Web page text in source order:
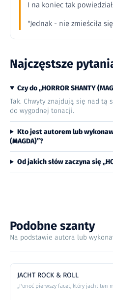
I na koniec tak
"Jednak - nie zmieściła
Najczęstsze
Czy do „HORROR SHANTY
Tak. Chwyty znajdują się nad tą
do wygodnej tonacji.
Kto jest autorem lub
(MAGDA)”?
Od jakich słów zaczyna się
Podobne szanty
Na podstawie autora lub
JACHT ROCK & ROLL
„Ponoć pierwszy facet, który jacht ten